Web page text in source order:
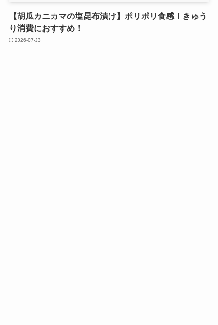
【胡瓜カニカマの塩昆布漬け】ポリポリ食感！きゅう
り消費におすすめ！
2026-07-23